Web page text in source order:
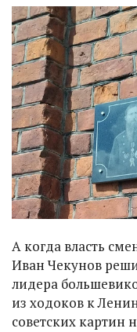
А когда власть
Иван Чекунов
лидера
из ходоков к
советских картин